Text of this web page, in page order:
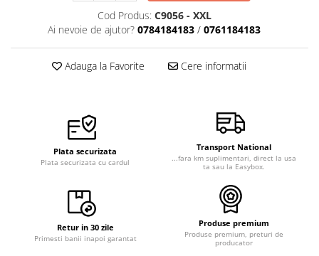
Cod Produs: C9056 - XXL
Ai nevoie de ajutor? 0784184183 / 0761184183
Adauga la Favorite Cere informatii
Plata securizata
Plata securizata cu cardul
Transport National
...fara km suplimentari, direct la usa
ta sau la Easybox.
Retur in 30 zile
Primesti banii inapoi garantat
Produse premium
Produse premium, preturi de
producator